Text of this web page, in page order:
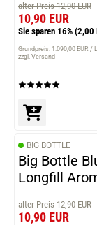
alter Preis 12,90 EUR
10,90 EUR
Sie sparen 16% (2,00
Grundpreis: 1.090,00 EUR /
zzgl. Versand
BIG BOTTLE
Big Bottle
Longfill
alter Preis 12,90 EUR
10,90 EUR